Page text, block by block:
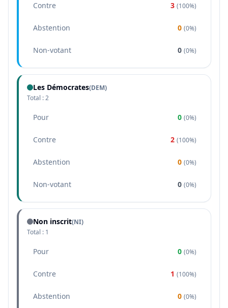
Contre 3 (100%)
Abstention 0 (0%)
Non-votant 0 (0%)
Les Démocrates(DEM)
Total :2
Pour 0 (0%)
Contre 2 (100%)
Abstention 0 (0%)
Non-votant 0 (0%)
Non inscrit(NI)
Total : 1
Pour 0 (0%)
Contre 1 (100%)
Abstention 0 (0%)